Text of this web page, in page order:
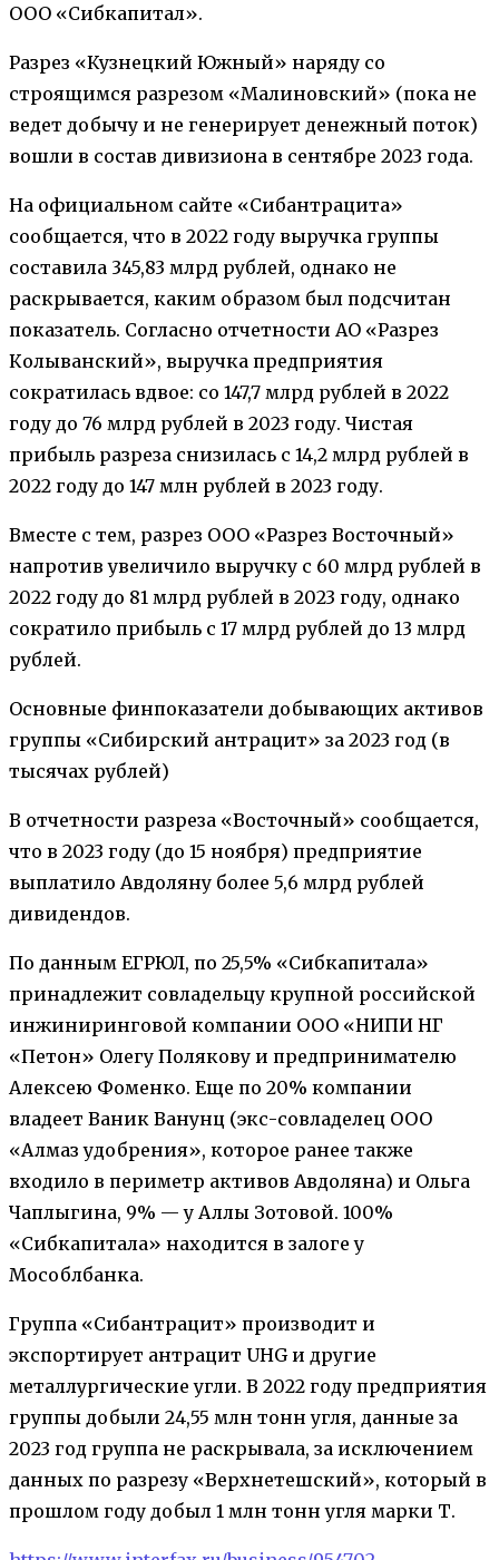
ООО «Сибкапитал».
Разрез «Кузнецкий Южный» наряду со
строящимся разрезом «Малиновский» (пока не
ведет добычу и не генерирует денежный поток)
вошли в состав дивизиона в сентябре 2023 года.
На официальном сайте «Сибантрацита»
сообщается, что в 2022 году выручка группы
составила 345,83 млрд рублей, однако не
раскрывается, каким образом был подсчитан
показатель. Согласно отчетности АО «Разрез
Колыванский», выручка предприятия
сократилась вдвое: со 147,7 млрд рублей в 2022
году до 76 млрд рублей в 2023 году. Чистая
прибыль разреза снизилась с 14,2 млрд рублей в
2022 году до 147 млн рублей в 2023 году.
Вместе с тем, разрез ООО «Разрез Восточный»
напротив увеличило выручку с 60 млрд рублей в
2022 году до 81 млрд рублей в 2023 году, однако
сократило прибыль с 17 млрд рублей до 13 млрд
рублей.
Основные финпоказатели добывающих активов
группы «Сибирский антрацит» за 2023 год (в
тысячах рублей)
В отчетности разреза «Восточный» сообщается,
что в 2023 году (до 15 ноября) предприятие
выплатило Авдоляну более 5,6 млрд рублей
дивидендов.
По данным ЕГРЮЛ, по 25,5% «Сибкапитала»
принадлежит совладельцу крупной российской
инжиниринговой компании ООО «НИПИ НГ
«Петон» Олегу Полякову и предпринимателю
Алексею Фоменко. Еще по 20% компании
владеет Ваник Ванунц (экс-совладелец ООО
«Алмаз удобрения», которое ранее также
входило в периметр активов Авдоляна) и Ольга
Чаплыгина, 9% — у Аллы Зотовой. 100%
«Сибкапитала» находится в залоге у
Мособлбанка.
Группа «Сибантрацит» производит и
экспортирует антрацит UHG и другие
металлургические угли. В 2022 году предприятия
группы добыли 24,55 млн тонн угля, данные за
2023 год группа не раскрывала, за исключением
данных по разрезу «Верхнетешский», который в
прошлом году добыл 1 млн тонн угля марки Т.